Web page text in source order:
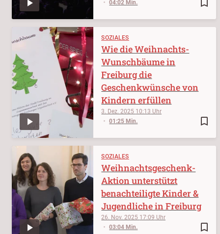
bookmark_border
04:02 Min.
SOZIALES
bookmark_border
3. Dez. 2025 10:13
01:25 Min.
Wie die Weihnachts-
Wunschbäume in
Freiburg die
Geschenkwünsche von
Kindern erfüllen
SOZIALES
bookmark_border
26. Nov. 2025 17:09
03:04 Min.
Weihnachtsgeschenk-
Aktion unterstützt
benachteiligte Kinder &
Jugendliche in Freiburg